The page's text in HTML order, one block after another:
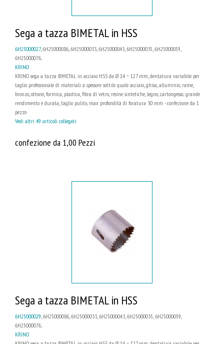
Sega a tazza BIMETAL in HSS
6H25000027, 6H25000086, 6H25000033, 6H25000043, 6H25000035, 6H25000059,
6H25000076...
KRINO
KRINO sega a tazza BIMETAL in acciaio HSS da Ø 14 ÷ 127 mm, dentatura variabile per
taglio professionale di materiali a spessore sottile quale acciaio, ghisa, alluminio, rame,
bronzo, ottone, formica, plastica, fibra di vetro, resine sintetiche, legno, cartongesso; grande
rendimento e durata, taglio pulito, max profondità di foratura 30 mm - confezione da 1
pezzo
Vedi altri 49 articoli collegati
confezione da 1,00 Pezzi
Sega a tazza BIMETAL in HSS
6H25000029, 6H25000086, 6H25000033, 6H25000043, 6H25000035, 6H25000059,
6H25000076...
KRINO